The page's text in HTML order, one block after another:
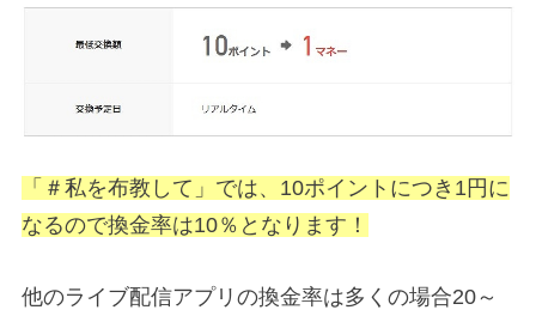
「＃私を布教して」では、10ポイントにつき1円に
なるので換金率は10％となります！
他のライブ配信アプリの換金率は多くの場合20～